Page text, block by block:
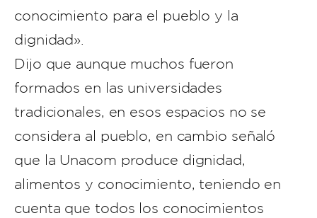
conocimiento para el pueblo y la
dignidad».
Dijo que aunque muchos fueron
formados en las universidades
tradicionales, en esos espacios no se
considera al pueblo, en cambio señaló
que la Unacom produce dignidad,
alimentos y conocimiento, teniendo en
cuenta que todos los conocimientos